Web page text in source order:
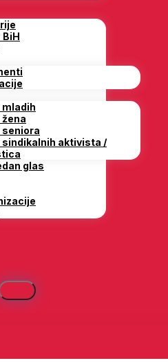
BiH
mladih
žena
seniora
sindikalnih aktivista /
glas